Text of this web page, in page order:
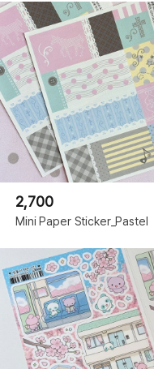
2,700
Mini Paper Sticker_Pastel